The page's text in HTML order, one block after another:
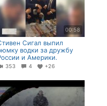
00:58
Сигал выпил
водки за дружбу
и Америки.
353 4 +26